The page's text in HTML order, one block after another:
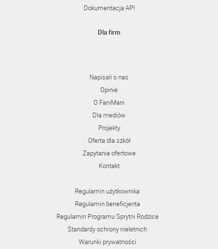
Dokumentacja API
Dla firm
Napisali o nas
Opinie
O FaniMani
Dla mediów
Projekty
Oferta dla szkół
Zapytania ofertowe
Kontakt
Regulamin użytkownika
Regulamin beneficjenta
Regulamin Programu Sprytni Rodzice
Standardy ochrony nieletnich
Warunki prywatności